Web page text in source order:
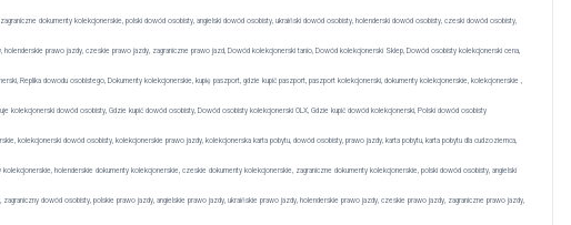
dokumenty kolekcjonerskie, polski dowód osobisty, angielski dowód osobisty, ukraiński dowód osobisty, holenderski dowód osobisty, czeski dowód osobisty,
holenderskie prawo jazdy, czeskie prawo jazdy, zagraniczne prawo jazd, Dowód kolekcjonerski tanio, Dowód kolekcjonerski Sklep, Dowód osobisty kolekcjonerski cena,
Replika dowodu osobistego, Dokumenty kolekcjonerskie, kupię paszport, gdzie kupić paszport, paszport kolekcjonerski, dokumenty kolekcjonerskie, kolekcjonerskie ,
dowód osobisty, Gdzie kupić dowód osobisty, Dowód osobisty kolekcjonerski OLX, Gdzie kupić dowód kolekcjonerski, Polski dowód osobisty
kolekcjonerski dowód osobisty, kolekcjonerskie prawo jazdy, kolekcjonerska karta pobytu, dowód osobisty, prawo jazdy, karta pobytu, karta pobytu dla cudzoziemca,
holenderskie dokumenty kolekcjonerskie, czeskie dokumenty kolekcjonerskie, zagraniczne dokumenty kolekcjonerskie, polski dowód osobisty, angielski
dowód osobisty, polskie prawo jazdy, angielskie prawo jazdy, ukraińskie prawo jazdy, holenderskie prawo jazdy, czeskie prawo jazdy, zagraniczne prawo jazdy,
poradnik
Świadectwo technikum z
wpisem, Suplement z
wpisem, kupie świadectwo
liceum z wpisem
19 czerwca, 2026